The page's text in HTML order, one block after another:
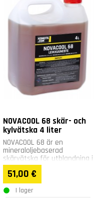
NOVACOOL 68 skär- och
kylvätska 4 liter
NOVACOOL 68 är en
mineraloljebaserad
skärvätska för utblandning i
vatten. Lämpar sig för
universalbruk vid
maskinbearbetning...
51,00 €
I lager